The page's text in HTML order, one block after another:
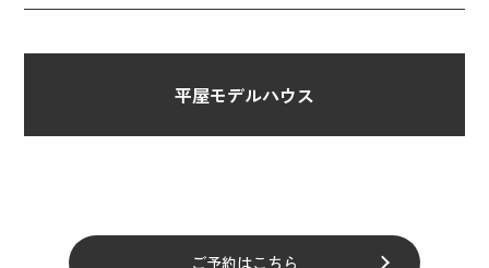
平屋モデルハウス
ご予約はこちら